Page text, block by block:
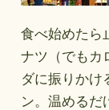
食べ始めたら
ナツ（でもカ
ダに振りかけ
ン。温めるだ